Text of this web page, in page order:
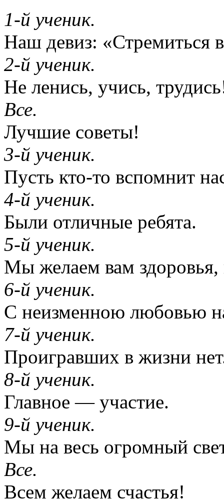
1-й ученик.
Наш девиз: «Стремиться
2-й ученик.
Не ленись, учись,
Все.
Лучшие советы!
3-й ученик.
Пусть кто-то вспомнит
4-й ученик.
Были отличные ребята.
5-й ученик.
Мы желаем вам здоровья,
6-й ученик.
С неизменною любовью
7-й ученик.
Проигравших в жизни
8-й ученик.
Главное — участие.
9-й ученик.
Мы на весь огромный
Все.
Всем желаем счастья!